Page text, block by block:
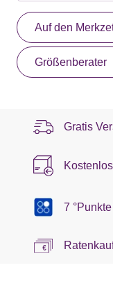
Auf den
Größenberater
Gratis
7